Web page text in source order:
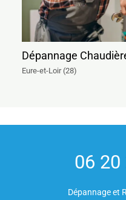
Dépannage
Eure-et-Loir (28)
06 20
Dépannage et